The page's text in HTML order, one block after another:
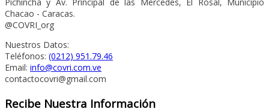
Pichincha y Av. Principal de las Mercedes, El Rosal, Municipio
Chacao - Caracas.
@COVRI_org
Nuestros Datos:
Teléfonos: (0212) 951.79.46
Email: info@covri.com.ve
contactocovri@gmail.com
Recibe Nuestra Información